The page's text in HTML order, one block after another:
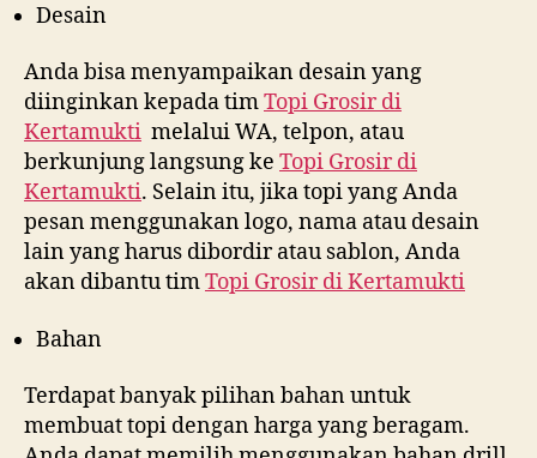
Desain
Anda bisa menyampaikan desain yang
diinginkan kepada timTopi Grosir di
Kertamukti melalui WA, telpon, atau
berkunjung langsung ke Topi Grosir di
Kertamukti. Selain itu, jika topi yang Anda
pesan menggunakan logo, nama atau desain
lain yang harus dibordir atau sablon, Anda
akan dibantu timTopi Grosir diKertamukti
Bahan
Terdapat banyak pilihan bahan untuk
membuat topi dengan harga yang beragam.